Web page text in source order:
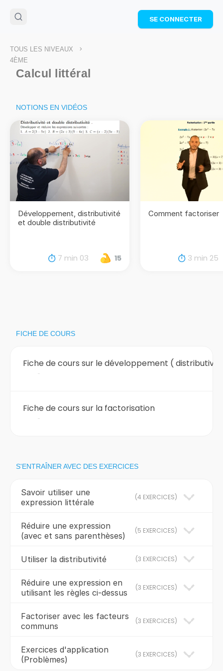
🌴Cahier de vacances offert
: révise les maths cet
Télécharge ton PDF gratuit et progresse avec des
SE CONNECTER
TOUS LES NIVEAUX >
4ÈME
Calcul littéral
NOTIONS EN VIDÉOS
Développement, distributivité
et double distributivité
7 min 03 15
Comment factoriser
3 min 25
FICHE DE COURS
Fiche de cours sur le développement (
Fiche de cours sur la factorisation
S'ENTRAÎNER AVEC DES EXERCICES
Savoir utiliser une
expression littérale
(4 EXERCICES)
Réduire une expression
(avec et sans parenthèses)
(5 EXERCICES)
Utiliser la distributivité (3 EXERCICES)
Réduire une expression en
utilisant les règles ci-dessus
(3 EXERCICES)
Factoriser avec les facteurs
communs
(3 EXERCICES)
Exercices d'application
(Problèmes)
(3 EXERCICES)